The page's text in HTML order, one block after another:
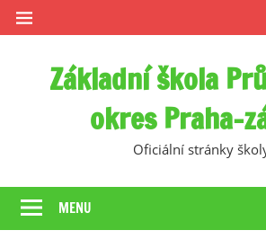
Skip
to
Základní škola
okres Praha-
Oficiální stránky
MENU